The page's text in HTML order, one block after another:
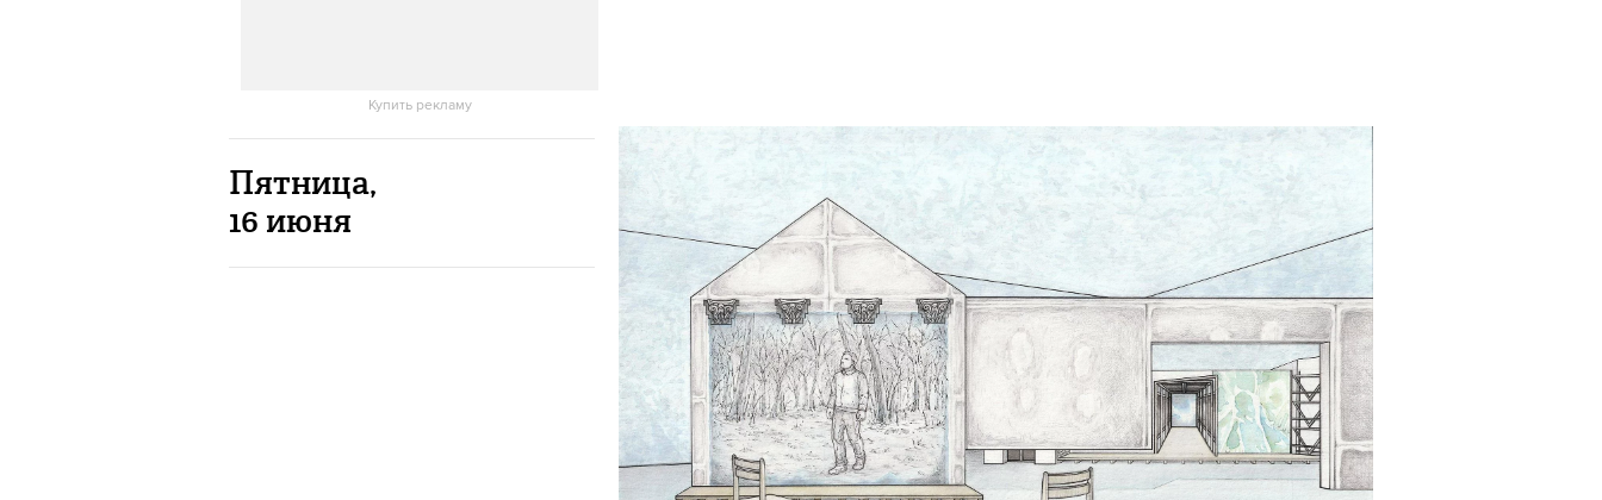
Купить рекламу
Пятница,
16 июня